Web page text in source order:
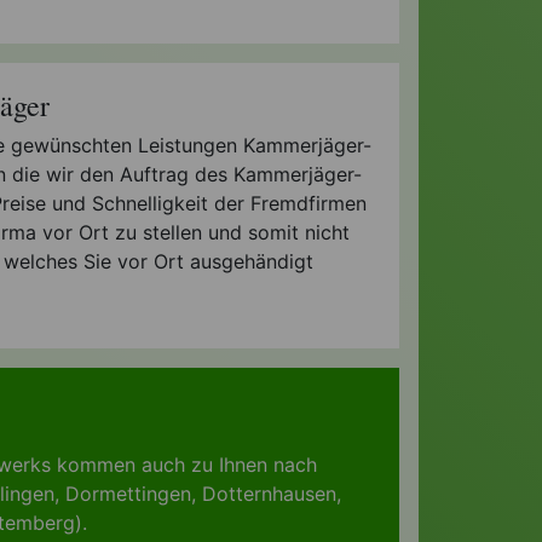
Leistungen Kammerjäger-
die wir den Auftrag des Kammerjäger-
und Schnelligkeit der Fremdfirmen
vor Ort zu stellen und somit nicht
Sie vor Ort ausgehändigt
kommen auch zu Ihnen nach
, Dormettingen, Dotternhausen,
.